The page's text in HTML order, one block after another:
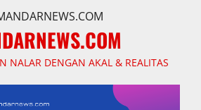
NALAR DENGAN AKAL & REALITAS